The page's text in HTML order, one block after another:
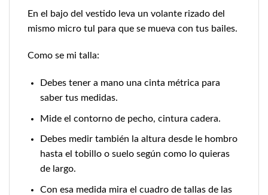
En el bajo del vestido leva un volante rizado del
mismo micro tul para que se mueva con tus bailes.
Como se mi talla:
Debes tener a mano una cinta métrica para
saber tus medidas.
Mide el contorno de pecho, cintura cadera.
Debes medir también la altura desde le hombro
hasta el tobillo o suelo según como lo quieras
de largo.
Con esa medida mira el cuadro de tallas de las